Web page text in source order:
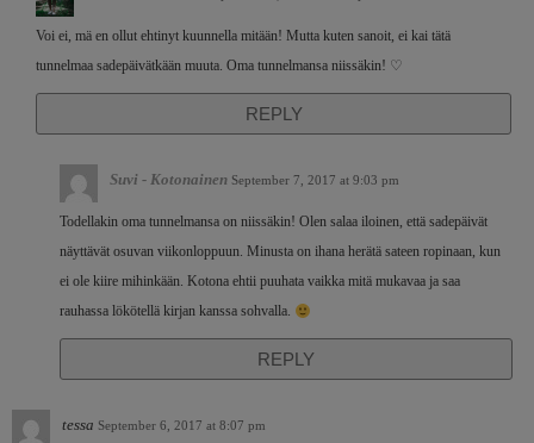
Voi ei, mä en ollut ehtinyt kuunnella mitään! Mutta kuten sanoit, ei kai tätä
tunnelmaa sadepäivätkään muuta. Oma tunnelmansa niissäkin! ♡
REPLY
Suvi - Kotonainen September 7, 2017 at 9:03 pm
Todellakin oma tunnelmansa on niissäkin! Olen salaa iloinen, että sadepäivät
näyttävät osuvan viikonloppuun. Minusta on ihana herätä sateen ropinaan, kun
ei ole kiire mihinkään. Kotona ehtii puuhata vaikka mitä mukavaa ja saa
rauhassa lökötellä kirjan kanssa sohvalla.
REPLY
tessa September 6, 2017 at 8:07 pm